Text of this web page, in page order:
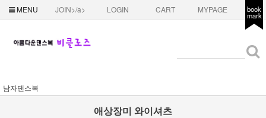
MENU JOIN>/a> LOGIN CART MYPAGE book
mark
남자댄스복
애상장미 와이셔츠